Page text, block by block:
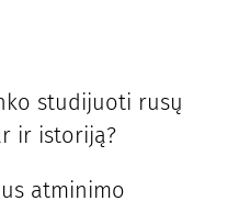
studijuoti rusų
ir istoriją?
atminimo